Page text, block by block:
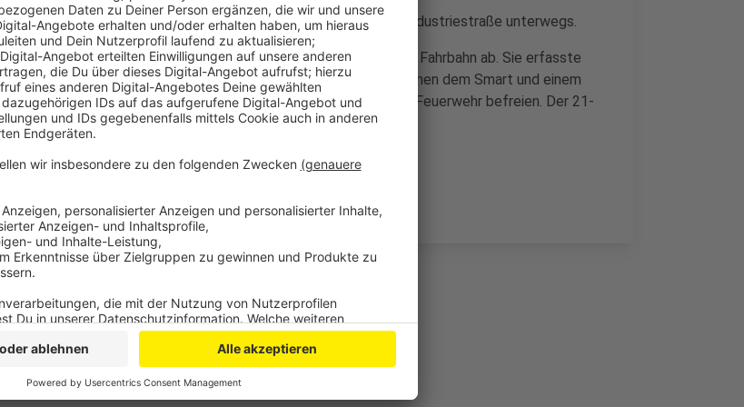
Der junge Mann war als Fußgänger gegen kurz vor 7 Uhr auf der Industriestraße unterwegs.
Bei einem Überholmanöver kam eine junge Smart-Fahrerin von der Fahrbahn ab. Sie erfasste
den Leverkusener dabei. Das Bein des Mannes wurde dabei zwischen dem Smart und einem
Baum eingeklemmt. Erst nach einer halben Stunde konnte ihn die Feuerwehr befreien. Der 21-
jährige kam schwer verletzt ins Krankenhaus.
Anzeige